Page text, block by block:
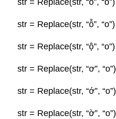
str = Replace(str, “ổ”, “o”)
str = Replace(str, “ỗ”, “o”)
str = Replace(str, “ộ”, “o”)
str = Replace(str, “ơ”, “o”)
str = Replace(str, “ớ”, “o”)
str = Replace(str, “ờ”, “o”)